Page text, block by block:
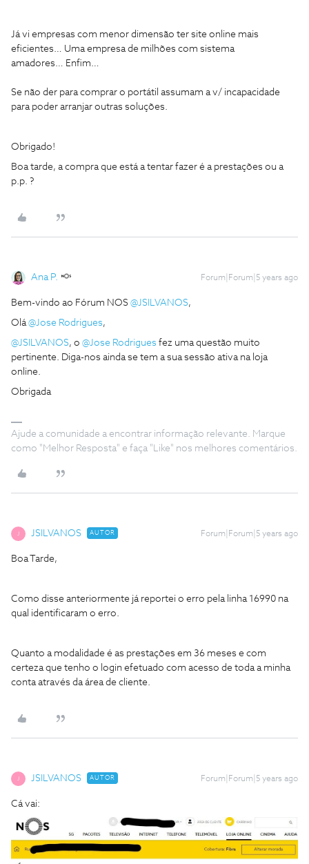
Já vi empresas com menor dimensão ter site online mais
eficientes… Uma empresa de milhões com sistema
amadores… Enfim…
Se não der para comprar o portátil assumam a v/ incapacidade
para poder arranjar outras soluções.
Obrigado!
Boa tarde, a compra que está a tentar fazer é a prestações ou a
p.p. ?
Ana P. Forum|Forum|5 years ago
Bem-vindo ao Fórum NOS @JSILVANOS,
Olá@Jose Rodrigues,
@JSILVANOS, o @Jose Rodrigues fez uma questão muito
pertinente. Diga-nos ainda se tem a sua sessão ativa na loja
online.
Obrigada
Ajude a comunidade a encontrar informação relevante. Marque
como "Melhor Resposta" e faça "Like" nos melhores comentários.
JSILVANOS AUTOR Forum|Forum|5 years ago
Boa Tarde,
Como disse anteriormente já reportei o erro pela linha 16990 na
qual identificaram o erro.
Quanto a modalidade é as prestações em 36 meses e com
certeza que tenho o login efetuado com acesso de toda a minha
conta através da área de cliente.
JSILVANOS AUTOR Forum|Forum|5 years ago
Cá vai: